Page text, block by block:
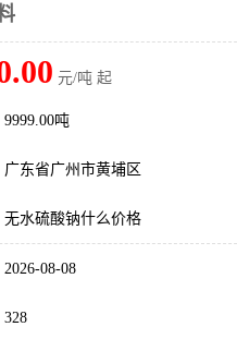
元/吨 起
9999.00吨
广东省广州市黄埔区
无水硫酸钠什么价格
2026-08-08
328